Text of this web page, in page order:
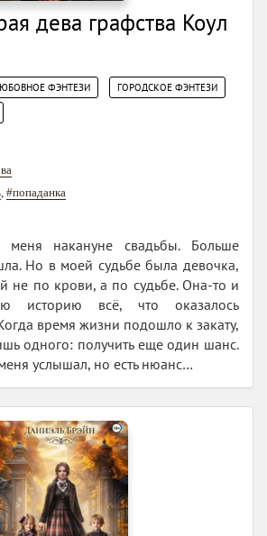
дева графства Коул
ФЭНТЕЗИ ГОРОДСКОЕ ФЭНТЕЗИ
#попаданка
накануне свадьбы. Больше
Но в моей судьбе была девочка,
не по крови, а по судьбе. Она-то и
историю всё, что оказалось
время жизни подошло к закату,
одного: получить еще один шанс.
услышал, но есть нюанс…